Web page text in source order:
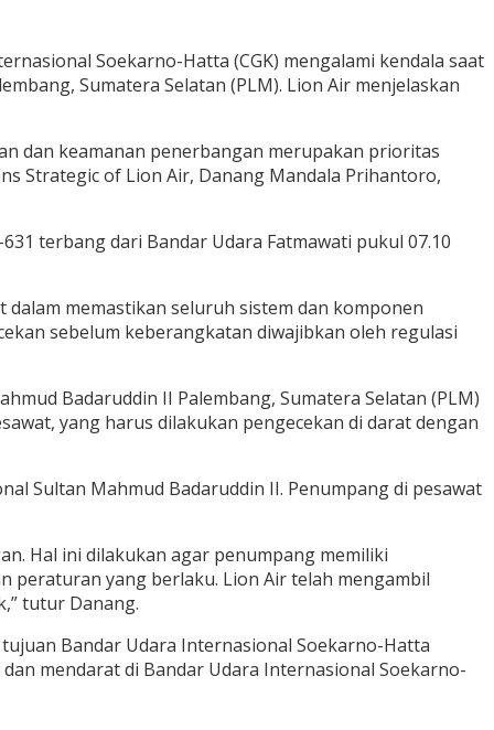
Soekarno-Hatta (CGK) mengalami kendala saat
Sumatera Selatan (PLM). Lion Air menjelaskan
dan keamanan penerbangan merupakan prioritas
Strategic of Lion Air, Danang Mandala Prihantoro,
terbang dari Bandar Udara Fatmawati pukul 07.10
memastikan seluruh sistem dan komponen
sebelum keberangkatan diwajibkan oleh regulasi
Badaruddin II Palembang, Sumatera Selatan (PLM)
yang harus dilakukan pengecekan di darat dengan
Sultan Mahmud Badaruddin II. Penumpang di pesawat
Hal ini dilakukan agar penumpang memiliki
peraturan yang berlaku. Lion Air telah mengambil
tutur Danang.
Bandar Udara Internasional Soekarno-Hatta
mendarat di Bandar Udara Internasional Soekarno-